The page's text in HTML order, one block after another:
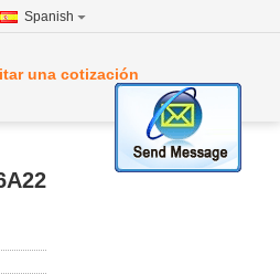
Spanish
una cotización